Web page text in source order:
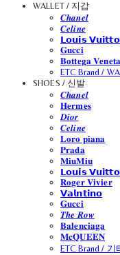
WALLET / 지갑
𝑪𝒉𝒂𝒏𝒆𝒍
𝑪𝒆𝒍𝒊𝒏𝒆
𝗟𝗼𝘂𝗶𝘀
𝐆𝐮𝐜𝐜𝐢
𝐁𝐨𝐭𝐭𝐞𝐠𝐚 𝐕𝐞𝐧𝐞𝐭𝐚
ETC Brand /
SHOES / 신발
𝑪𝒉𝒂𝒏𝒆𝒍
𝐇𝐞𝐫𝐦𝐞𝐬
𝑫𝒊𝒐𝒓
𝑪𝒆𝒍𝒊𝒏𝒆
𝐋𝐨𝐫𝐨 𝐩𝐢𝐚𝐧𝐚
𝐏𝐫𝐚𝐝𝐚
𝐌𝐢𝐮𝐌𝐢𝐮
𝗟𝗼𝘂𝗶𝘀
𝐑𝐨𝐠𝐞𝐫 𝐕𝐢𝐯𝐢𝐞𝐫
𝗩𝗮𝗹𝗻𝘁𝗶𝗻𝗼
𝐆𝐮𝐜𝐜𝐢
𝑻𝒉𝒆 𝑹𝒐𝒘
𝐁𝐚𝐥𝐞𝐧𝐜𝐢𝐚𝐠𝐚
𝐌𝐜𝐐𝐔𝐄𝐄𝐍
ETC Brand /